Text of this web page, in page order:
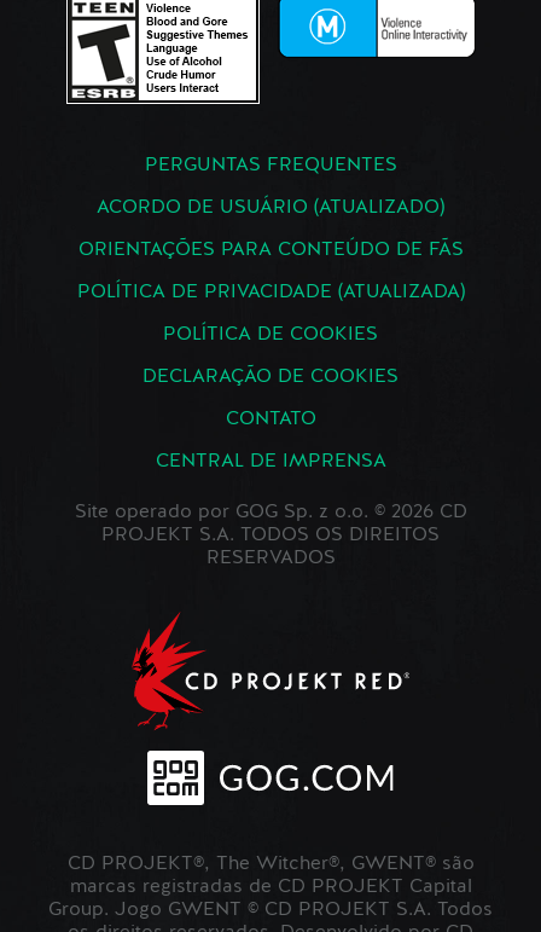
PERGUNTAS FREQUENTES
ACORDO DE USUÁRIO (ATUALIZADO)
ORIENTAÇÕES PARA CONTEÚDO DE FÃS
POLÍTICA DE PRIVACIDADE (ATUALIZADA)
POLÍTICA DE COOKIES
DECLARAÇÃO DE COOKIES
CONTATO
CENTRAL DE IMPRENSA
Site operado por GOG Sp. z o.o. © 2026 CD
PROJEKT S.A. TODOS OS DIREITOS
RESERVADOS
CD PROJEKT®, The Witcher®, GWENT® são
marcas registradas de CD PROJEKT Capital
Group. Jogo GWENT © CD PROJEKT S.A. Todos